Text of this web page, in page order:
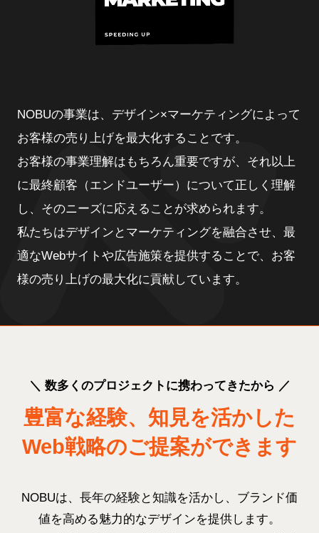
NOBUの事業は、デザイン×マーケティングによって
お客様の売り上げを最大化することです。
お客様の事業理解はもちろん重要ですが、それ以上
に最終顧客（エンドユーザー）について正しく理解
し、そのニーズに応えることが求められます。
私たちはデザインとマーケティングを融合させ、最
適なWebサイトや広告施策を提供することで、お客
様の売り上げの最大化に貢献しています。
＼ 数多くのプロジェクトに携わってきたから ／
豊富な経験、知見を活かした
Web戦略のご提案ができます
NOBUは、長年の経験と知識を活かし、ブランド価
値を高める魅力的なデザインを提供します。